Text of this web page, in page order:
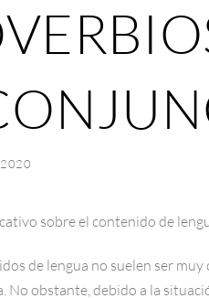
sobre el contenido de
de lengua no suelen ser
No obstante, debido a la